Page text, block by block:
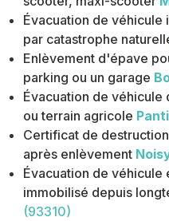
Évacuation de véhicule
par catastrophe
Enlèvement d'épave
parking ou un garage
Évacuation de
ou terrain agricole
Certificat de
après enlèvement
Évacuation de véhicule
immobilisé depuis
(93310)